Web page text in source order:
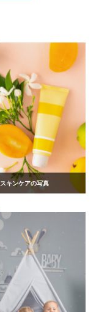
スキンケアの写真